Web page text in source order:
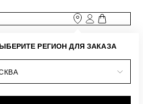
РЕГИОН ДЛЯ ЗАКАЗА